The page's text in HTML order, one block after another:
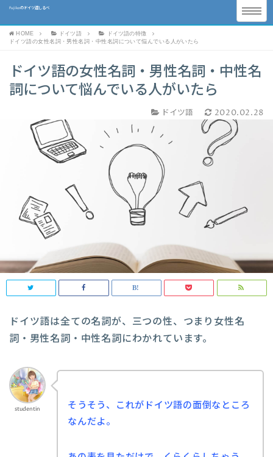
Fujikoのドイツ道しるべ
HOME ドイツ語
ドイツ語の特徴
ドイツ語の女性名詞・男性名詞・中性名詞について悩んでいる人がいたら
ドイツ語の女性名詞・男性名詞・中性名
詞について悩んでいる人がいたら
ドイツ語 2020.02.28
ドイツ語は全ての名詞が、三つの性、つまり女性名
詞・男性名詞・中性名詞にわかれています。
studentin
そうそう、これがドイツ語の面倒なところ
なんだよ。